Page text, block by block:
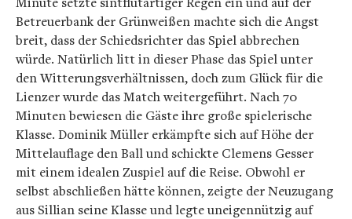
Betreuerbank der Grünweißen machte sich die Angst
breit, dass der Schiedsrichter das Spiel abbrechen
würde. Natürlich litt in dieser Phase das Spiel unter
den Witterungsverhältnissen, doch zum Glück für die
Lienzer wurde das Match weitergeführt. Nach 70
Minuten bewiesen die Gäste ihre große spielerische
Klasse. Dominik Müller erkämpfte sich auf Höhe der
Mittelauflage den Ball und schickte Clemens Gesser
mit einem idealen Zuspiel auf die Reise. Obwohl er
selbst abschließen hätte können, zeigte der Neuzugang
aus Sillian seine Klasse und legte uneigennützig auf